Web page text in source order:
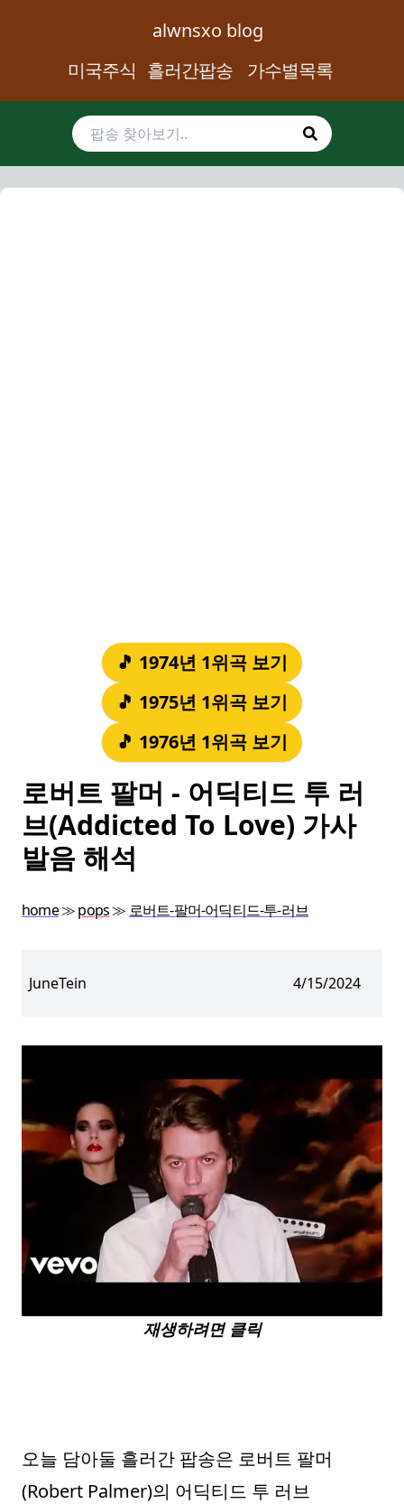
alwnsxo blog
미국주식 흘러간팝송 가수별목록
🎵 1974년 1위곡 보기
🎵 1975년 1위곡 보기
🎵 1976년 1위곡 보기
로버트 팔머 - 어딕티드 투 러
브(Addicted To Love) 가사
발음 해석
home≫pops≫ 로버트-팔머-어딕티드-투-러브
JuneTein 4/15/2024
재생하려면 클릭
오늘 담아둘 흘러간 팝송은 로버트 팔머
(Robert Palmer)의 어딕티드 투 러브